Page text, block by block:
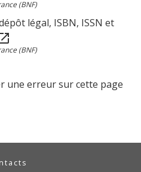
(BNF)
légal, ISBN, ISSN et
(BNF)
une erreur sur cette page